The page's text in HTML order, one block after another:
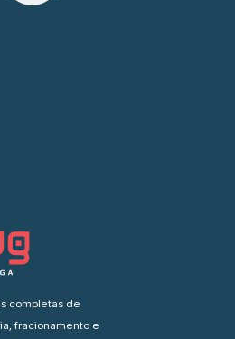
completas de
fracionamento e